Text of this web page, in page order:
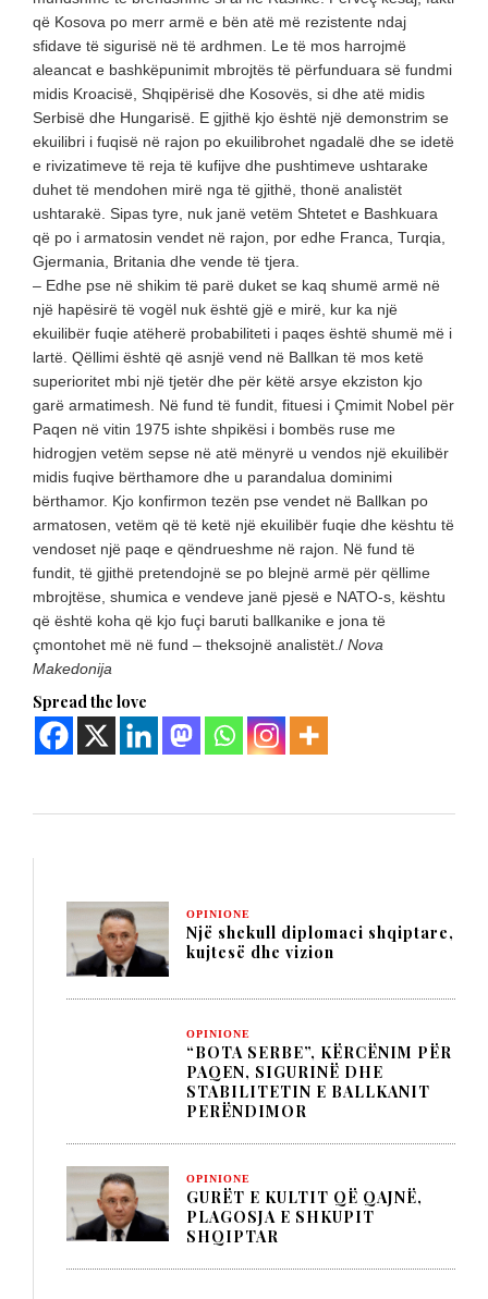
që Kosova po merr armë e bën atë më rezistente ndaj
sfidave të sigurisë në të ardhmen. Le të mos harrojmë
aleancat e bashkëpunimit mbrojtës të përfunduara së fundmi
midis Kroacisë, Shqipërisë dhe Kosovës, si dhe atë midis
Serbisë dhe Hungarisë. E gjithë kjo është një demonstrim se
ekuilibri i fuqisë në rajon po ekuilibrohet ngadalë dhe se idetë
e rivizatimeve të reja të kufijve dhe pushtimeve ushtarake
duhet të mendohen mirë nga të gjithë, thonë analistët
ushtarakë. Sipas tyre, nuk janë vetëm Shtetet e Bashkuara
që po i armatosin vendet në rajon, por edhe Franca, Turqia,
Gjermania, Britania dhe vende të tjera.
– Edhe pse në shikim të parë duket se kaq shumë armë në
një hapësirë të vogël nuk është gjë e mirë, kur ka një
ekuilibër fuqie atëherë probabiliteti i paqes është shumë më i
lartë. Qëllimi është që asnjë vend në Ballkan të mos ketë
superioritet mbi një tjetër dhe për këtë arsye ekziston kjo
garë armatimesh. Në fund të fundit, fituesi i Çmimit Nobel për
Paqen në vitin 1975 ishte shpikësi i bombës ruse me
hidrogjen vetëm sepse në atë mënyrë u vendos një ekuilibër
midis fuqive bërthamore dhe u parandalua dominimi
bërthamor. Kjo konfirmon tezën pse vendet në Ballkan po
armatosen, vetëm që të ketë një ekuilibër fuqie dhe kështu të
vendoset një paqe e qëndrueshme në rajon. Në fund të
fundit, të gjithë pretendojnë se po blejnë armë për qëllime
mbrojtëse, shumica e vendeve janë pjesë e NATO-s, kështu
që është koha që kjo fuçi baruti ballkanike e jona të
çmontohet më në fund – theksojnë analistët./ Nova
Makedonija
Spread the love
OPINIONE
Një shekull diplomaci shqiptare,
kujtesë dhe vizion
OPINIONE
“BOTA SERBE”, KËRCËNIM PËR
PAQEN, SIGURINË DHE
STABILITETIN E BALLKANIT
PERËNDIMOR
OPINIONE
GURËT E KULTIT QË QAJNË,
PLAGOSJA E SHKUPIT
SHQIPTAR